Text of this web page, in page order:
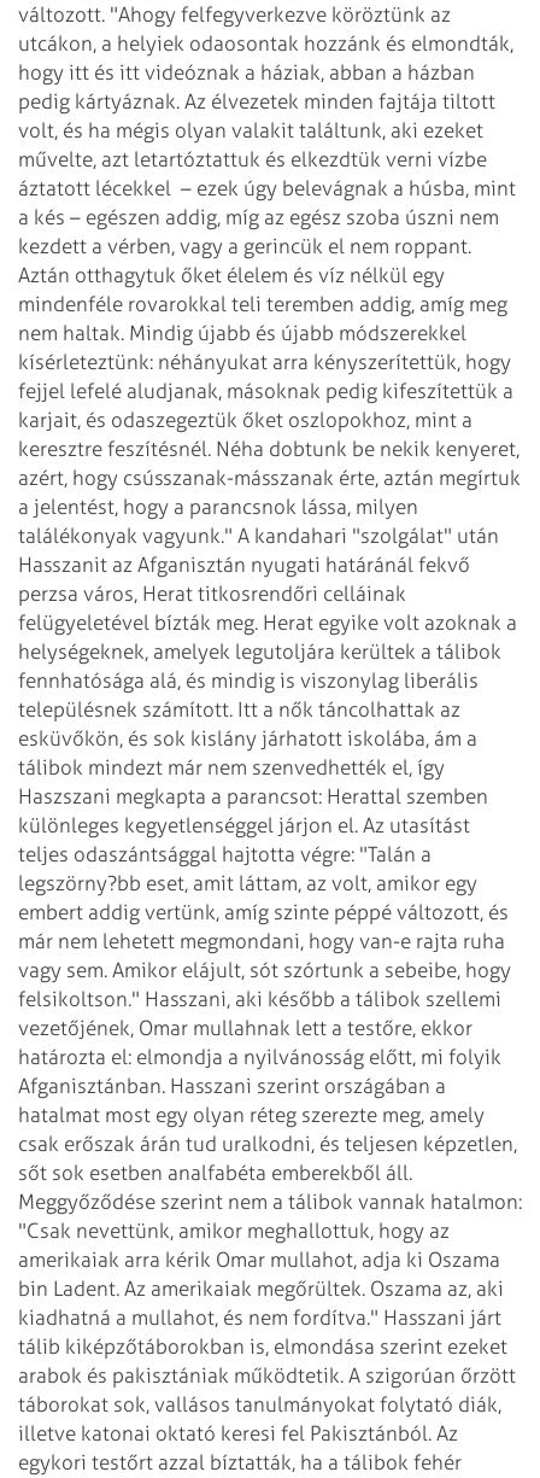
változott. "Ahogy felfegyverkezve köröztünk az
utcákon, a helyiek odaosontak hozzánk és elmondták,
hogy itt és itt videóznak a háziak, abban a házban
pedig kártyáznak. Az élvezetek minden fajtája tiltott
volt, és ha mégis olyan valakit találtunk, aki ezeket
művelte, azt letartóztattuk és elkezdtük verni vízbe
áztatott lécekkel – ezek úgy belevágnak a húsba, mint
a kés – egészen addig, míg az egész szoba úszni nem
kezdett a vérben, vagy a gerincük el nem roppant.
Aztán otthagytuk őket élelem és víz nélkül egy
mindenféle rovarokkal teli teremben addig, amíg meg
nem haltak. Mindig újabb és újabb módszerekkel
kísérleteztünk: néhányukat arra kényszerítettük, hogy
fejjel lefelé aludjanak, másoknak pedig kifeszítettük a
karjait, és odaszegeztük őket oszlopokhoz, mint a
keresztre feszítésnél. Néha dobtunk be nekik kenyeret,
azért, hogy csússzanak-másszanak érte, aztán megírtuk
a jelentést, hogy a parancsnok lássa, milyen
találékonyak vagyunk." A kandahari "szolgálat" után
Hasszanit az Afganisztán nyugati határánál fekvő
perzsa város, Herat titkosrendőri celláinak
felügyeletével bízták meg. Herat egyike volt azoknak a
helységeknek, amelyek legutoljára kerültek a tálibok
fennhatósága alá, és mindig is viszonylag liberális
településnek számított. Itt a nők táncolhattak az
esküvőkön, és sok kislány járhatott iskolába, ám a
tálibok mindezt már nem szenvedhették el, így
Haszszani megkapta a parancsot: Herattal szemben
különleges kegyetlenséggel járjon el. Az utasítást
teljes odaszántsággal hajtotta végre: "Talán a
legszörny?bb eset, amit láttam, az volt, amikor egy
embert addig vertünk, amíg szinte péppé változott, és
már nem lehetett megmondani, hogy van-e rajta ruha
vagy sem. Amikor elájult, sót szórtunk a sebeibe, hogy
felsikoltson." Hasszani, aki később a tálibok szellemi
vezetőjének, Omar mullahnak lett a testőre, ekkor
határozta el: elmondja a nyilvánosság előtt, mi folyik
Afganisztánban. Hasszani szerint országában a
hatalmat most egy olyan réteg szerezte meg, amely
csak erőszak árán tud uralkodni, és teljesen képzetlen,
sőt sok esetben analfabéta emberekből áll.
Meggyőződése szerint nem a tálibok vannak hatalmon:
"Csak nevettünk, amikor meghallottuk, hogy az
amerikaiak arra kérik Omar mullahot, adja ki Oszama
bin Ladent. Az amerikaiak megőrültek. Oszama az, aki
kiadhatná a mullahot, és nem fordítva." Hasszani járt
tálib kiképzőtáborokban is, elmondása szerint ezeket
arabok és pakisztániak működtetik. A szigorúan őrzött
táborokat sok, vallásos tanulmányokat folytató diák,
illetve katonai oktató keresi fel Pakisztánból. Az
egykori testőrt azzal bíztatták, ha a tálibok fehér